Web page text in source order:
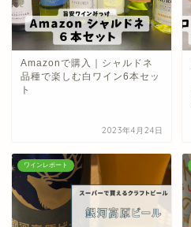
Amazonで購入｜シャルドネ
品種で楽しむ白ワイン6本セッ
ト
2023年4月24日
ワインレポート